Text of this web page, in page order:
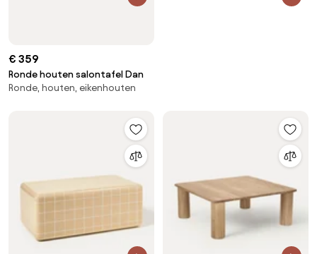
€ 359
Ronde houten salontafel Dan
Ronde, houten, eikenhouten